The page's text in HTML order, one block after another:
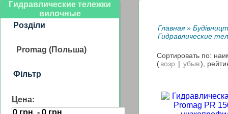
Гидравлические тележки
вилочные
Розділи
Promag (Польша)
Фільтр
Цена:
Главная»
Гидравлические
Сортировать по:
(возр | убыв),